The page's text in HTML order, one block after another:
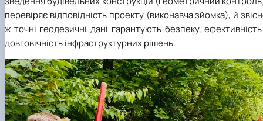
перевіряє відповідність проекту (виконавча зйомка), й
ж точні геодезичні дані гарантують безпеку, ефективність
довговічність інфраструктурних рішень.